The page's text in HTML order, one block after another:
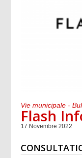
Vie municipale -
Flash
17 Novembre 2022